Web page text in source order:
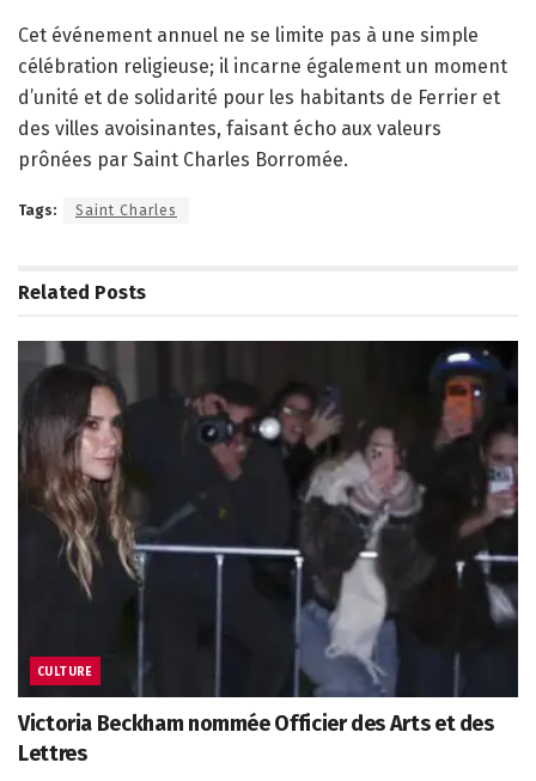
Cet événement annuel ne se limite pas à une simple
célébration religieuse; il incarne également un moment
d’unité et de solidarité pour les habitants de Ferrier et
des villes avoisinantes, faisant écho aux valeurs
prônées par Saint Charles Borromée.
Tags: Saint Charles
Related Posts
CULTURE
Victoria Beckham nommée Officier des Arts et des
Lettres